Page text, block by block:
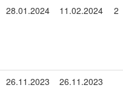
28.01.2024 11.02.2024 2
26.11.2023 26.11.2023